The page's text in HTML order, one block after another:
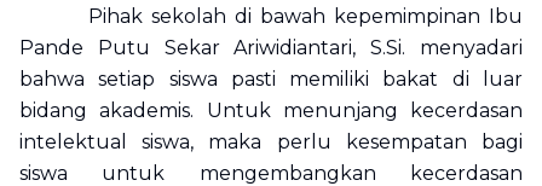
Pihak sekolah di bawah kepemimpinan Ibu
Pande Putu Sekar Ariwidiantari, S.Si. menyadari
bahwa setiap siswa pasti memiliki bakat di luar
bidang akademis. Untuk menunjang kecerdasan
intelektual siswa, maka perlu kesempatan bagi
siswa untuk mengembangkan kecerdasan